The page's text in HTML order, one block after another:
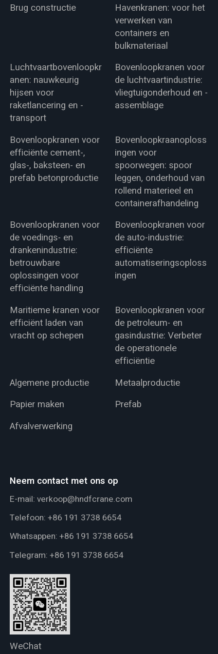
Brug constructie
Havenkranen: voor het
verwerken van
containers en
bulkmateriaal
Luchtvaartbovenloopkr
anen: nauwkeurig
hijsen voor
raketlancering en -
transport
Bovenloopkranen voor
de luchtvaartindustrie:
vliegtuigonderhoud en -
assemblage
Bovenloopkranen voor
efficiënte cement-,
glas-, baksteen- en
prefab betonproductie
Bovenloopkraanoploss
ingen voor
spoorwegen: spoor
leggen, onderhoud van
rollend materieel en
containerafhandeling
Bovenloopkranen voor
de voedings- en
drankenindustrie:
betrouwbare
oplossingen voor
efficiënte handling
Bovenloopkranen voor
de auto-industrie:
efficiënte
automatiseringsoploss
ingen
Maritieme kranen voor
efficiënt laden van
vracht op schepen
Bovenloopkranen voor
de petroleum- en
gasindustrie: Verbeter
de operationele
efficiëntie
Algemene productie
Metaalproductie
Papier maken
Prefab
Afvalverwerking
Neem contact met ons op
E-mail: verkoop@hndfcrane.com
Telefoon: +86 191 3738 6654
Whatsappen: +86 191 3738 6654
Telegram: +86 191 3738 6654
WeChat